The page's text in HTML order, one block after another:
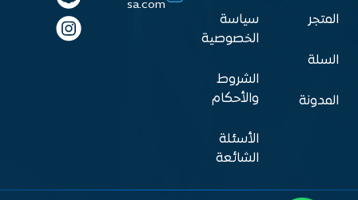
المتجر
السلة
المدونة
سياسة
الخصوصية
الشروط
والأحكام
الأسئلة
الشائعة
sa.com